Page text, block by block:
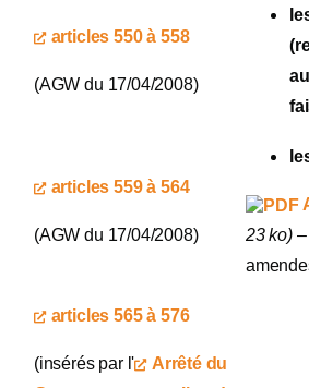
articles 550 à 558
(AGW du 17/04/2008)
articles 559 à 564
(AGW du 17/04/2008)
23 ko)–
articles 565 à 576
(insérés par l'
Arrêté du